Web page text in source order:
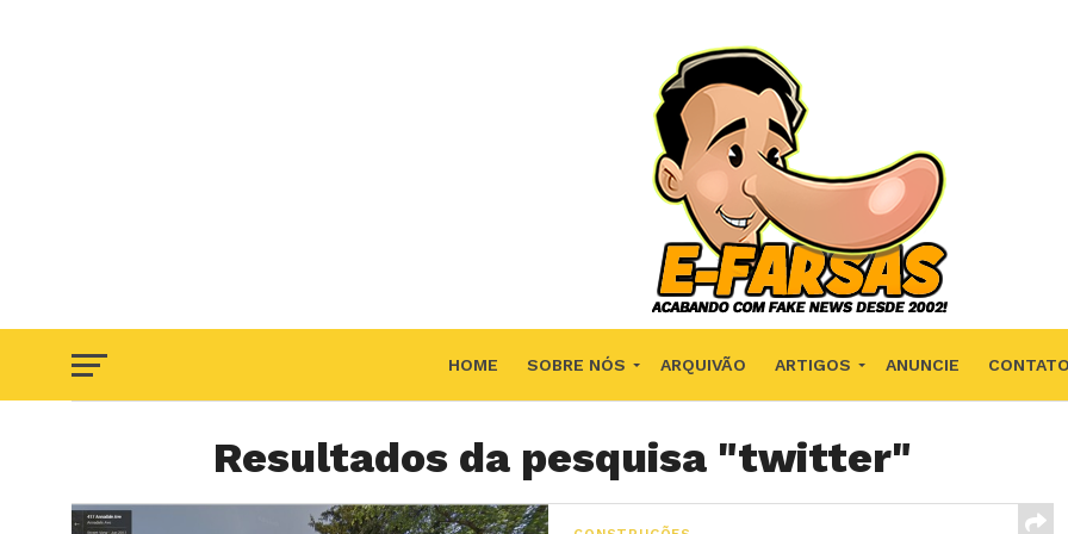
HOME SOBRE NÓS ARQUIVÃO ARTIGOS ANUNCIE CONTATO
F.A.Q
Resultados da pesquisa "twitter"